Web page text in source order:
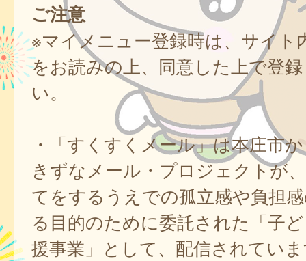
ご注意
※マイメニュー登録時は、サイト
をお読みの上、同意した上で登
い。
・「すくすくメール」は本庄市
きずなメール・プロジェクトが
てをするうえでの孤立感や負担
る目的のために委託された「子
援事業」として、配信されてい